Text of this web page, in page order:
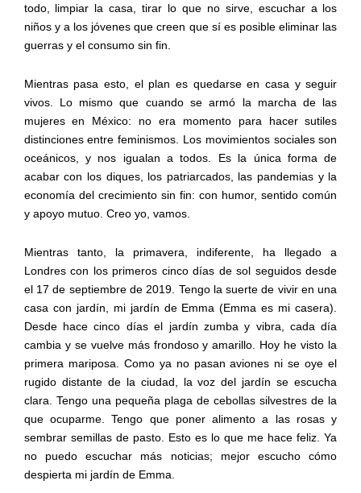
todo, limpiar la casa, tirar lo que no sirve, escuchar a los
niños y a los jóvenes que creen que sí es posible eliminar las
guerras y el consumo sin fin.
Mientras pasa esto, el plan es quedarse en casa y seguir
vivos. Lo mismoque cuando se armó la marcha de las
mujeres en México: no era momento para hacer sutiles
distinciones entre feminismos. Los movimientos sociales son
oceánicos, y nos igualan a todos. Es la única forma de
acabar con los diques, los patriarcados, las pandemias y la
economía del crecimiento sin fin: con humor, sentido común
y apoyo mutuo. Creo yo, vamos.
Mientras tanto, la primavera indiferente, ha llegado a
Londres con los primeros cinco días de sol seguidos desde
el 17 de septiembre de 2019. Tengo la suerte de vivir en una
casa con jardín, mi jardín de Emma (Emma es mi casera)
Desde hace cinco díasel jardín zumba y vibra, cada día
cambia y se vuelve más frondoso y amarillo. Hoy he visto la
primera mariposa.
Como ya no pasan aviones ni seoyeel
rugido distante de la ciudad, la voz del jardínse escucha
clara . Tengo una pequeña plaga de cebollas silvestres de la
que ocuparme. Tengo que poner alimento a las rosas y
sembrar semillas de pasto. Esto es lo que me hace feliz. Ya
no puedo escuchar más noticias; mejorescucho cómo
despierta mi jardín de Emma.